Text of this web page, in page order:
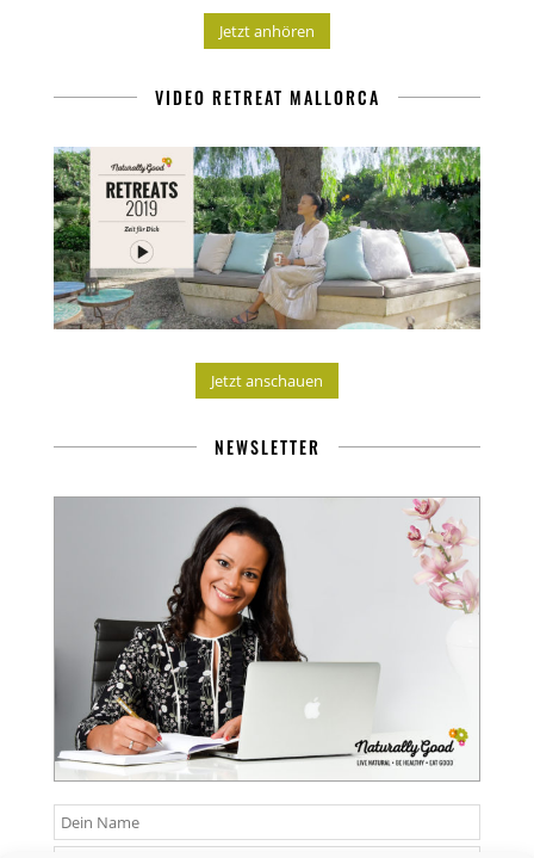
Jetzt anhören
VIDEO RETREAT MALLORCA
Jetzt anschauen
NEWSLETTER